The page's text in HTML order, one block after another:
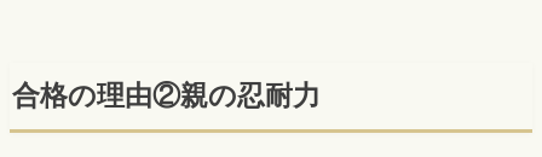
合格の理由②親の忍耐力